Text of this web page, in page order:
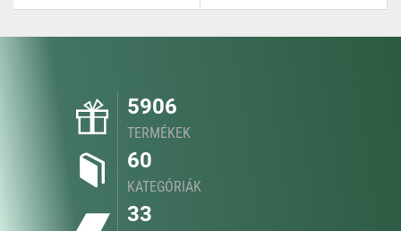
5906
TERMÉKEK
60
KATEGÓRIÁK
33